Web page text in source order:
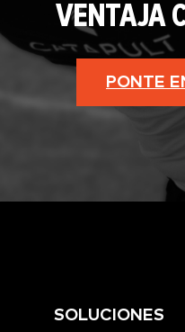
VENTAJA
PONTE
SOLUCIONES